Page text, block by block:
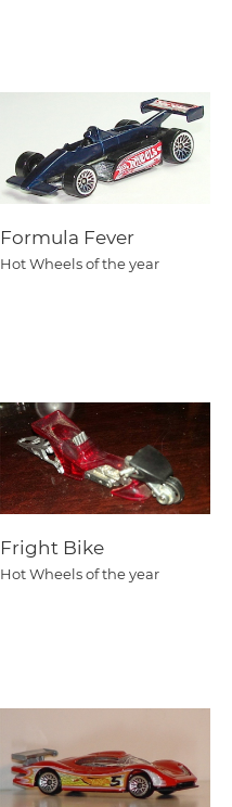
Formula Fever
Hot Wheels of the year
Fright Bike
Hot Wheels of the year